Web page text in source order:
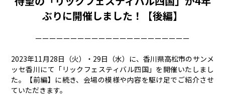
ぶりに開催しました！【後編】
ーーーーーーーーーーーーーーーーーーーーーー
2023年11月28日（火）・29日（水）に、香川県高松市のサンメ
ッセ香川にて「リックフェスティバル四国」を開催いたしまし
た。【前編】に続き、会場の模様や内容を駆け足でご紹介させ
ていただきます。